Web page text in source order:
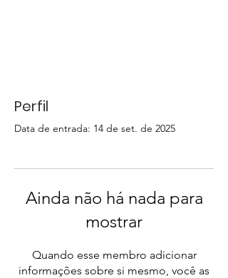
Perfil
Data de entrada: 14 de set. de 2025
Ainda não há nada para
mostrar
Quando esse membro adicionar
informações sobre si mesmo, você as